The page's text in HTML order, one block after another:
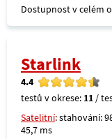
Dostupnost v celém
Starlink
4.4
testů v okrese: 11 /
Satelitní: stahování:
45,7 ms